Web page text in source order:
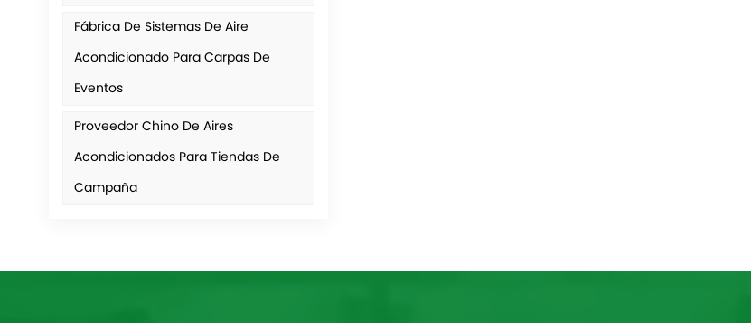
Fábrica De Sistemas De Aire
Acondicionado Para Carpas De
Eventos
Proveedor Chino De Aires
Acondicionados Para Tiendas De
Campaña